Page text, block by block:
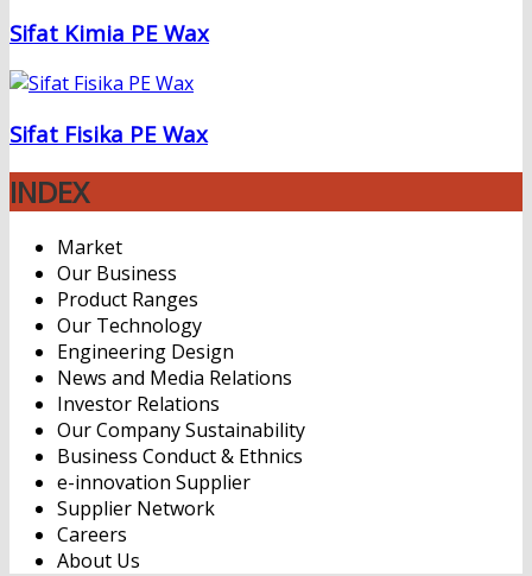
Sifat Kimia PE Wax
Sifat Fisika PE Wax
INDEX
Market
Our Business
Product Ranges
Our Technology
Engineering Design
News and Media Relations
Investor Relations
Our Company Sustainability
Business Conduct & Ethnics
e-innovation Supplier
Supplier Network
Careers
About Us